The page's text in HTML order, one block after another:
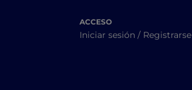
ACCESO
Iniciar sesión / Registrarse